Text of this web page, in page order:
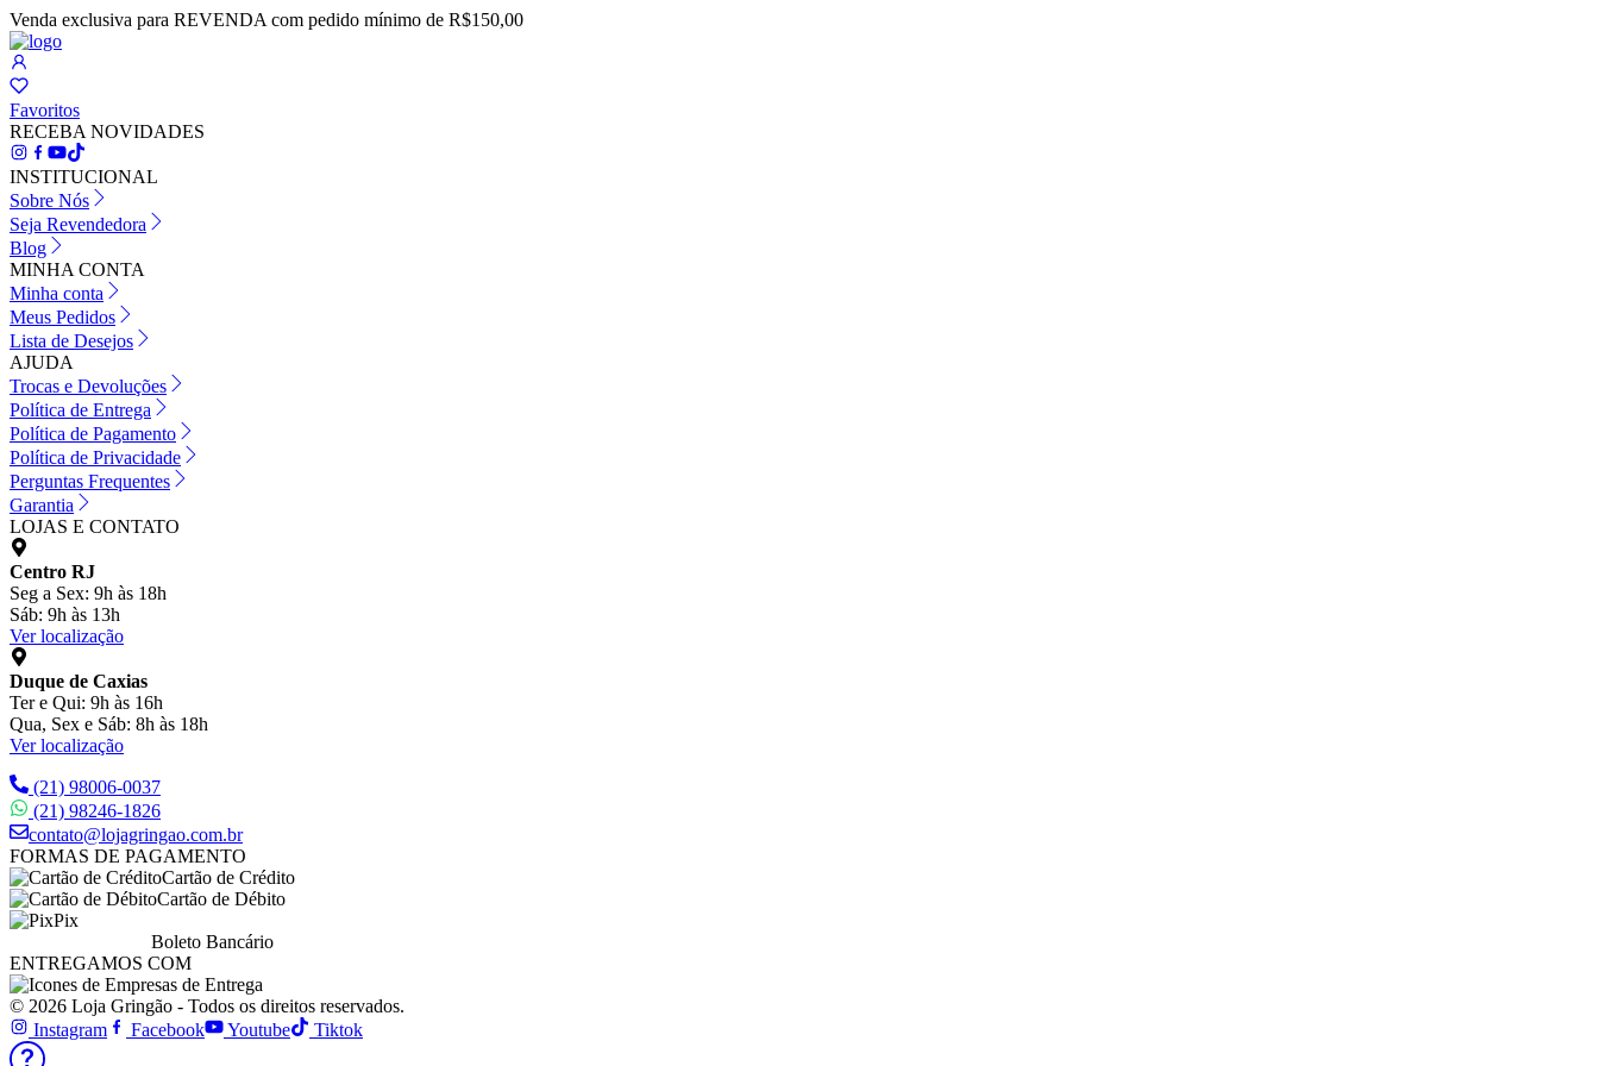
Venda exclusiva para REVENDA com pedido mínimo de R$150,00
Favoritos
RECEBA NOVIDADES
INSTITUCIONAL
Sobre Nós
Seja Revendedora
Blog
MINHA CONTA
Minha conta
Meus Pedidos
Lista de Desejos
AJUDA
Trocas e Devoluções
Política de Entrega
Política de Pagamento
Política de Privacidade
Perguntas Frequentes
Garantia
LOJAS E CONTATO
Centro RJ
Seg a Sex: 9h às 18h
Sáb: 9h às 13h
Ver localização
Duque de Caxias
Ter e Qui: 9h às 16h
Qua, Sex e Sáb: 8h às 18h
Ver localização
(21) 98006-0037
(21) 98246-1826
contato@lojagringao.com.br
FORMAS DE PAGAMENTO
Cartão de Crédito
Cartão de Débito
Pix
Boleto Bancário
ENTREGAMOS COM
© 2026 Loja Gringão - Todos os direitos reservados.
Instagram
Facebook Youtube Tiktok